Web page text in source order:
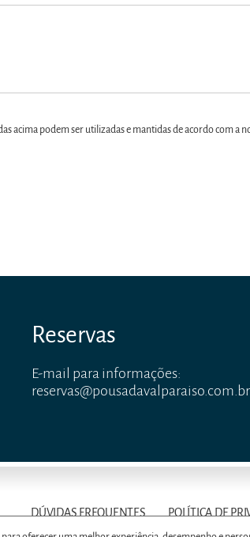
acima podem ser utilizadas e mantidas de acordo com a
Reservas
E-mail para informações:
reservas@pousadavalparaiso.com.br
DÚVIDAS FREQUENTES POLÍTICA DE